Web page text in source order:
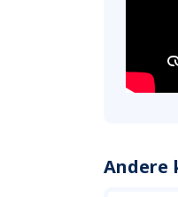
Andere